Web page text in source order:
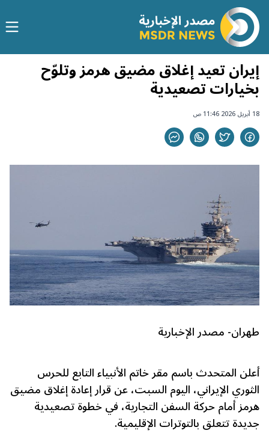
إيران تعيد إغلاق مضيق هرمز وتلوّح
بخيارات تصعيدية
18 أبريل 2026 11:46 ص
طهران- مصدر الإخبارية
أعلن المتحدث باسم مقر خاتم الأنبياء التابع للحرس
الثوري الإيراني، اليوم السبت، عن قرار إعادة إغلاق مضيق
هرمز أمام حركة السفن التجارية، في خطوة تصعيدية
جديدة تتعلق بالتوترات الإقليمية.